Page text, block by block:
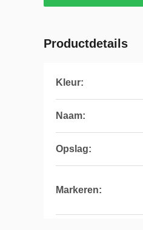
Productdetails
Kleur:
Naam:
Opslag:
Markeren: